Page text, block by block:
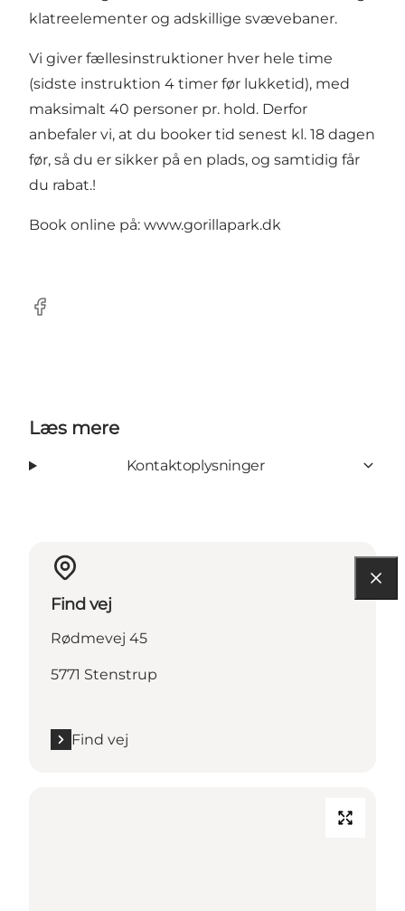
klatreelementer og adskillige svævebaner.
Vi giver fællesinstruktioner hver hele time
(sidste instruktion 4 timer før lukketid), med
maksimalt 40 personer pr. hold. Derfor
anbefaler vi, at du booker tid senest kl. 18 dagen
før, så du er sikker på en plads, og samtidig får
du rabat.!
Book online på: www.gorillapark.dk
Facebook
Læs mere
Kontaktoplysninger
Find vej
Rødmevej 45
5771 Stenstrup
Find vej